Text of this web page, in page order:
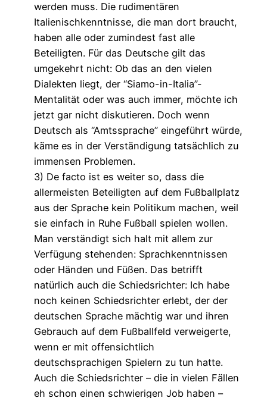
werden muss. Die rudimentären
Italienischkenntnisse, die man dort braucht,
haben alle oder zumindest fast alle
Beteiligten. Für das Deutsche gilt das
umgekehrt nicht: Ob das an den vielen
Dialekten liegt, der “Siamo-in-Italia”-
Mentalität oder was auch immer, möchte ich
jetzt gar nicht diskutieren. Doch wenn
Deutsch als “Amtssprache” eingeführt würde,
käme es in der Verständigung tatsächlich zu
immensen Problemen.
3) De facto ist es weiter so, dass die
allermeisten Beteiligten auf dem Fußballplatz
aus der Sprache kein Politikum machen, weil
sie einfach in Ruhe Fußball spielen wollen.
Man verständigt sich halt mit allem zur
Verfügung stehenden: Sprachkenntnissen
oder Händen und Füßen. Das betrifft
natürlich auch die Schiedsrichter: Ich habe
noch keinen Schiedsrichter erlebt, der der
deutschen Sprache mächtig war und ihren
Gebrauch auf dem Fußballfeld verweigerte,
wenn er mit offensichtlich
deutschsprachigen Spielern zu tun hatte.
Auch die Schiedsrichter – die in vielen Fällen
eh schon einen schwierigen Job haben –